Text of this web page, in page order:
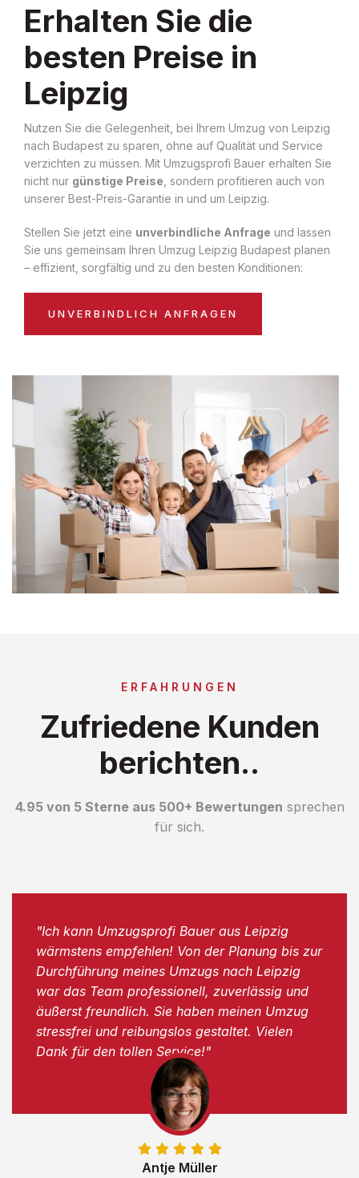
Erhalten Sie die
besten Preise in
Leipzig
Nutzen Sie die Gelegenheit, bei Ihrem Umzug von Leipzig
nach Budapest zu sparen, ohne auf Qualität und Service
verzichten zu müssen. Mit Umzugsprofi Bauer erhalten Sie
nicht nur günstige Preise , sondern profitieren auch von
unserer Best-Preis-Garantie in und um Leipzig.
Stellen Sie jetzt eine unverbindliche Anfrage und lassen
Sie uns gemeinsam Ihren Umzug Leipzig Budapest planen
– effizient, sorgfältig und zu den besten Konditionen:
UNVERBINDLICH ANFRAGEN
ERFAHRUNGEN
Zufriedene Kunden
berichten..
4.95 von 5 Sterne aus 500+ Bewertungen sprechen
für sich.
Antje Müller
"Ich kann Umzugsprofi Bauer aus Leipzig
wärmstens empfehlen! Von der Planung bis zur
Durchführung meines Umzugs nach Leipzig
war das Team professionell, zuverlässig und
äußerst freundlich. Sie haben meinen Umzug
stressfrei und reibungslos gestaltet. Vielen
Dank für den tollen Service!"